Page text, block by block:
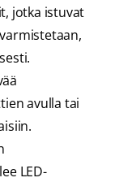
jotka istuvat
avulla tai
LED-